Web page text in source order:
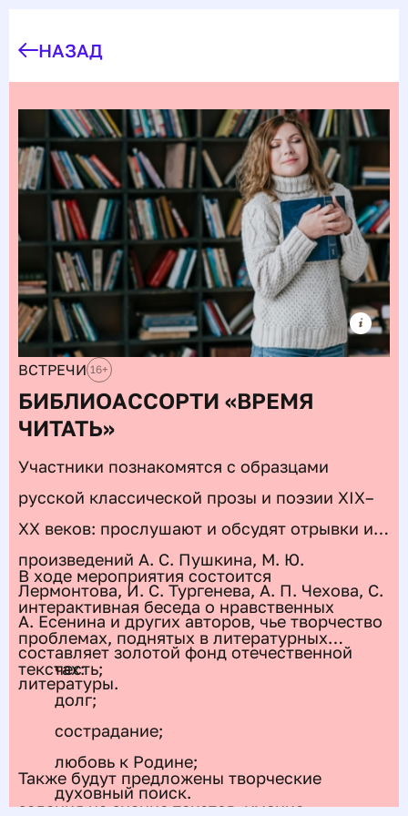
НАЗАД
ВСТРЕЧИ 16+
БИБЛИОАССОРТИ «ВРЕМЯ
ЧИТАТЬ»
Участники познакомятся с образцами
русской классической прозы и поэзии XIX–
XX веков: прослушают и обсудят отрывки из
произведений А. С. Пушкина, М. Ю.
Лермонтова, И. С. Тургенева, А. П. Чехова, С.
А. Есенина и других авторов, чье творчество
составляет золотой фонд отечественной
литературы.
В ходе мероприятия состоится
интерактивная беседа о нравственных
проблемах, поднятых в литературных
текстах:
честь;
долг;
сострадание;
любовь к Родине;
духовный поиск.
Также будут предложены творческие
задания на знание текстов, умение